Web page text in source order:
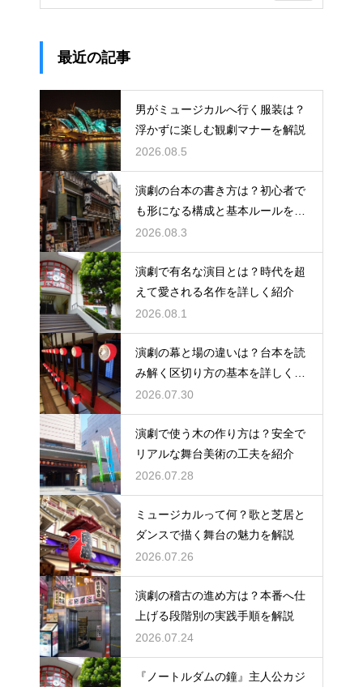
最近の記事
男がミュージカルへ行く服装は？
浮かずに楽しむ観劇マナーを解説
2026.08.5
演劇の台本の書き方は？初心者で
も形になる構成と基本ルールを解
説
2026.08.3
演劇で有名な演目とは？時代を超
えて愛される名作を詳しく紹介
2026.08.1
演劇の幕と場の違いは？台本を読
み解く区切り方の基本を詳しく解
説
2026.07.30
演劇で使う木の作り方は？安全で
リアルな舞台美術の工夫を紹介
2026.07.28
ミュージカルって何？歌と芝居と
ダンスで描く舞台の魅力を解説
2026.07.26
演劇の稽古の進め方は？本番へ仕
上げる段階別の実践手順を解説
2026.07.24
『ノートルダムの鐘』主人公カジ